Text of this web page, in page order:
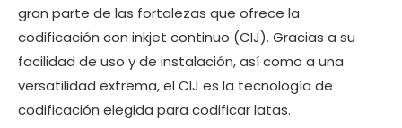
gran parte de las fortalezas que ofrece la
codificación con inkjet continuo (CIJ). Gracias a su
facilidad de uso y de instalación, así como a una
versatilidad extrema, el CIJ es la tecnología de
codificación elegida para codificar latas.